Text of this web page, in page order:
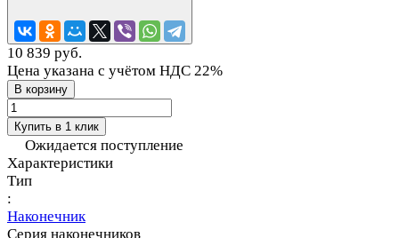
10 839 руб.
Цена указана с учётом НДС 22%
В корзину
Купить в 1 клик
Ожидается поступление
Характеристики
Тип
:
Наконечник
Серия наконечников